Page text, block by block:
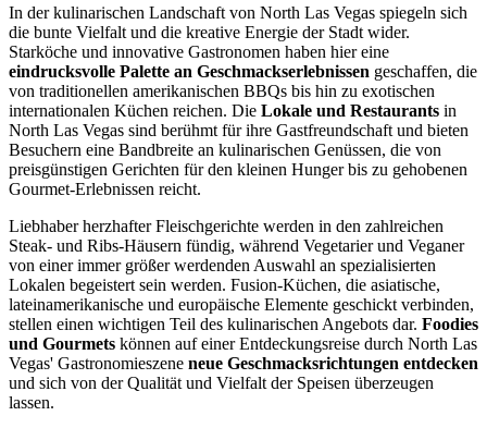
In der kulinarischen Landschaft von North Las Vegas spiegeln sich
die bunte Vielfalt und die kreative Energie der Stadt wider.
Starköche und innovative Gastronomen haben hier eine
eindrucksvolle Palette an Geschmackserlebnissen geschaffen, die
von traditionellen amerikanischen BBQs bis hin zu exotischen
internationalen Küchen reichen. Die Lokale und Restaurants in
North Las Vegas sind berühmt für ihre Gastfreundschaft und bieten
Besuchern eine Bandbreite an kulinarischen Genüssen, die von
preisgünstigen Gerichten für den kleinen Hunger bis zu gehobenen
Gourmet-Erlebnissen reicht.
Liebhaber herzhafter Fleischgerichte werden in den zahlreichen
Steak- und Ribs-Häusern fündig, während Vegetarier und Veganer
von einer immer größer werdenden Auswahl an spezialisierten
Lokalen begeistert sein werden. Fusion-Küchen, die asiatische,
lateinamerikanische und europäische Elemente geschickt verbinden,
stellen einen wichtigen Teil des kulinarischen Angebots dar. Foodies
und Gourmets können auf einer Entdeckungsreise durch North Las
Vegas' Gastronomieszene neue Geschmacksrichtungen entdecken
und sich von der Qualität und Vielfalt der Speisen überzeugen
lassen.